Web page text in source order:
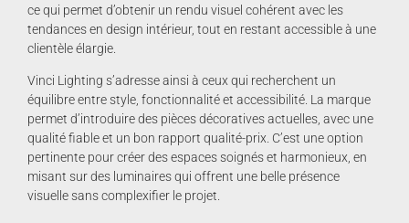
ce qui permet d’obtenir un rendu visuel cohérent avec les
tendances en design intérieur, tout en restant accessible à une
clientèle élargie.
Vinci Lighting s’adresse ainsi à ceux qui recherchent un
équilibre entre style, fonctionnalité et accessibilité. La marque
permet d’introduire des pièces décoratives actuelles, avec une
qualité fiable et un bon rapport qualité-prix. C’est une option
pertinente pour créer des espaces soignés et harmonieux, en
misant sur des luminaires qui offrent une belle présence
visuelle sans complexifier le projet.